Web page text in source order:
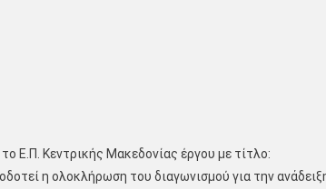
Ε.Π. Κεντρικής Μακεδονίας έργου με τίτλο:
η ολοκλήρωση του διαγωνισμού για την